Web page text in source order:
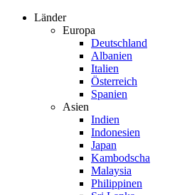
Zum
Länder
Europa
Deutschland
Albanien
Italien
Österreich
Spanien
Asien
Indien
Indonesien
Japan
Kambodscha
Malaysia
Philippinen